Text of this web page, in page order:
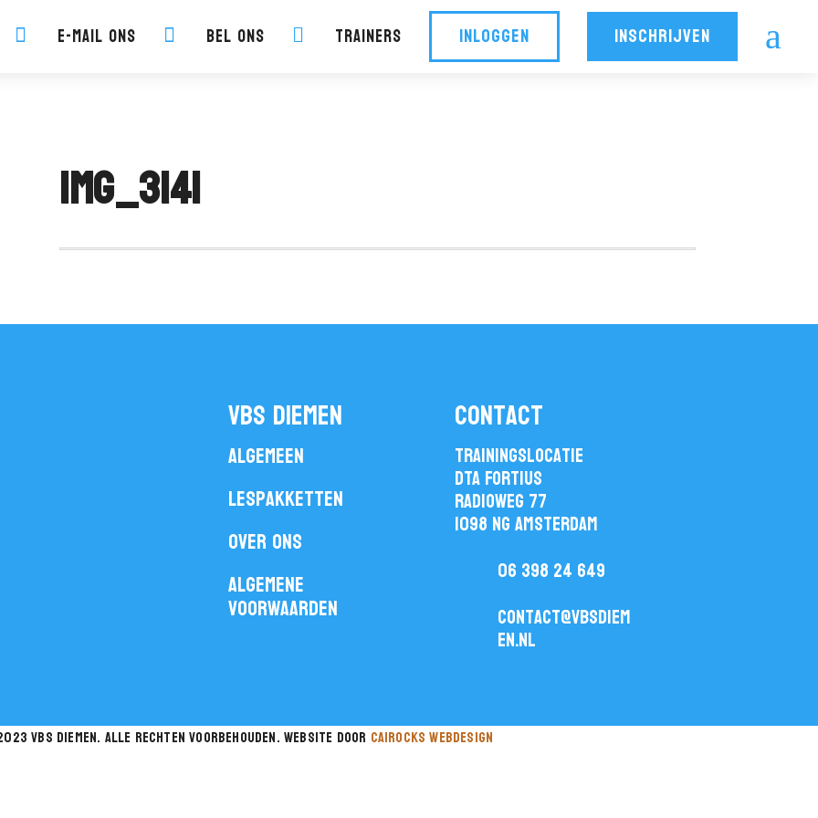
 E-mail ons  Bel ons  Trainers INLOGGEN INSCHRIJVEN a
IMG_3141
vbs diemen
Algemeen
Lespakketten
Over ons
Algemene
voorwaarden
contact
Trainingslocatie
DTA Fortius
Radioweg 77
1098 NG Amsterdam
06 398 24 649
contact@vbsdiem
en.nl
vbs diemen. Alle rechten voorbehouden. website door cairocks webdesign